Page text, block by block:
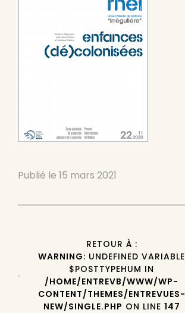
Publié le 15 mars 2021
RETOUR À :
WARNING: UNDEFINED VARIABLE
$POSTTYPEHUM IN
/HOME/ENTREVB/WWW/WP-
CONTENT/THEMES/ENTREVUES-
NEW/SINGLE.PHP ON LINE 147